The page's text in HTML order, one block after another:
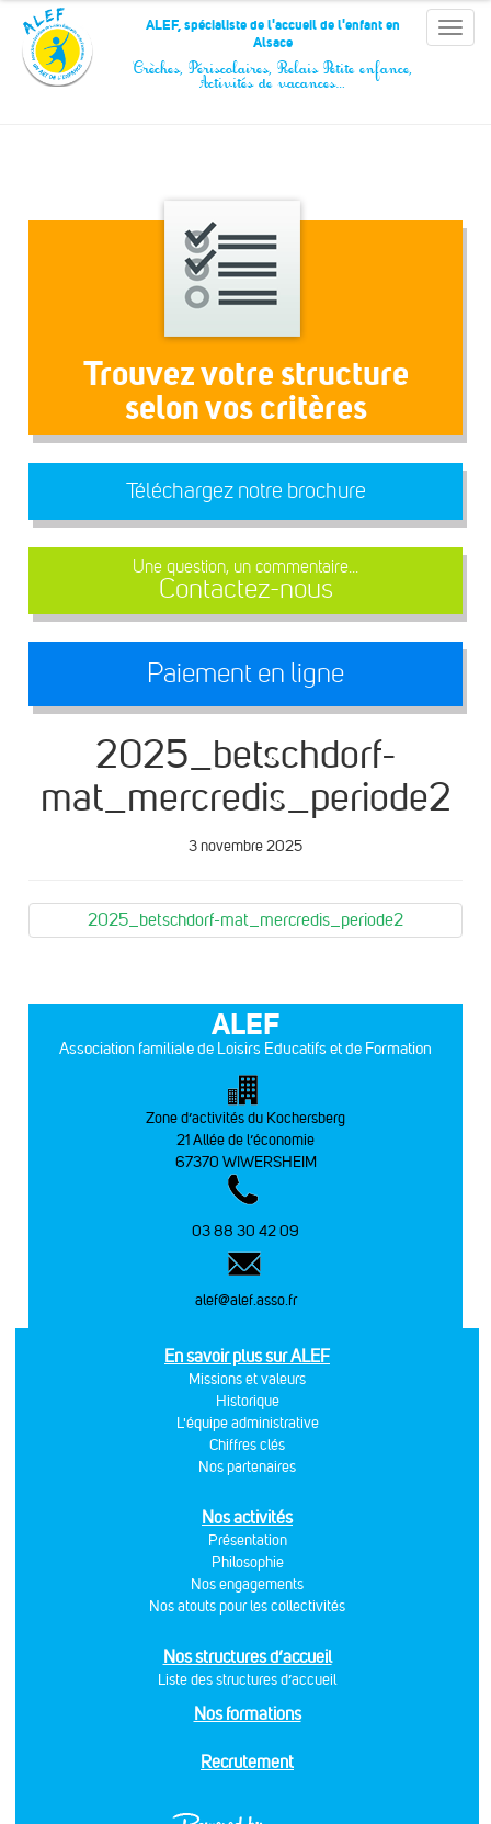
Panneau de gestion des cookies
Toggle
ALEF, spécialiste de l'accueil de l'enfant en
Alsace
Crèches, Périscolaires, Relais Petite enfance,
Activités de vacances…
Trouvez votre structure
selon vos critères
Téléchargez notre brochure
Une question, un commentaire...
Contactez-nous
Paiement en ligne
2025_betschdorf-
mat_mercredis_periode2
3 novembre 2025
2025_betschdorf-mat_mercredis_periode2
ALEF
Association familiale de Loisirs Educatifs et de Formation
Zone d’activités du Kochersberg
21 Allée de l’économie
67370 WIWERSHEIM
03 88 30 42 09
alef@alef.asso.fr
En savoir plus sur ALEF
Missions et valeurs
Historique
L'équipe administrative
Chiffres clés
Nos partenaires
Nos activités
Présentation
Philosophie
Nos engagements
Nos atouts pour les collectivités
Nos structures d’accueil
Liste des structures d’accueil
Nos formations
Recrutement